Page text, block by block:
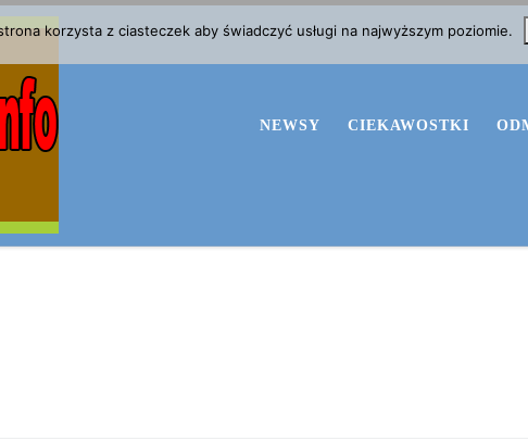
NEWSY CIEKAWOSTKI
korzysta z ciasteczek aby świadczyć usługi na najwyższym poziomie.